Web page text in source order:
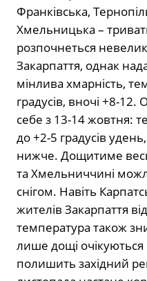
Франківська,
Хмельницька –
розпочнеться
Закарпаття, однак
мінлива хмарність,
градусів, вночі +8-12.
себе з 13-14 жовтня:
до +2-5 градусів
нижче. Дощитиме
та Хмельниччині
снігом. Навіть
жителів Закарпаття
температура також
лише дощі
полишить західний